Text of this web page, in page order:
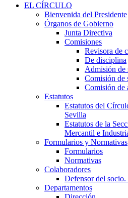
EL CÍRCULO
Bienvenida del Presidente
Órganos de Gobierno
Junta Directiva
Comisiones
Revisora de
De disciplina
Admisión de
Comisión de
Comisión de
Estatutos
Estatutos del
Sevilla
Estatutos de la
Mercantil e
Formularios y Normativas
Formularios
Normativas
Colaboradores
Defensor del socio.
Departamentos